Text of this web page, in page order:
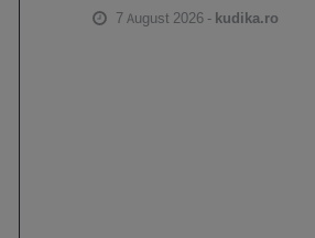
7 August 2026 - kudika.ro